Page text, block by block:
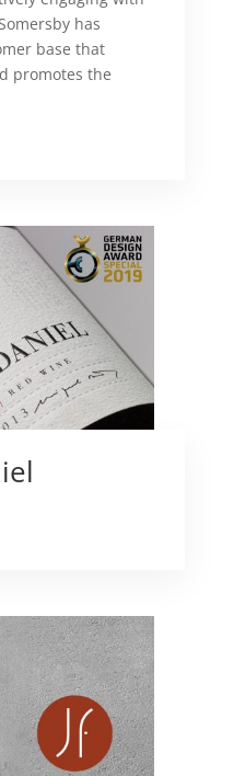
has
base that
promotes the